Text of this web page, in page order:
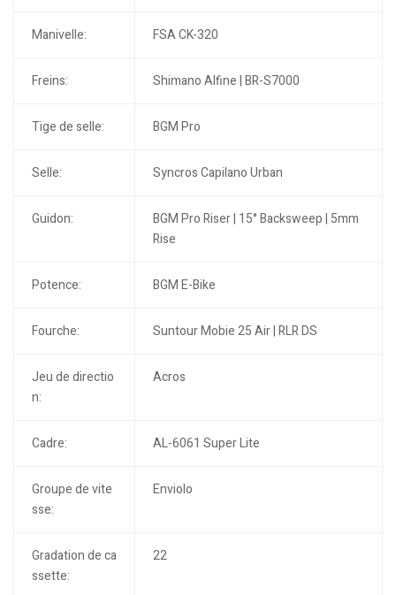
Manivelle: FSA CK-320
Freins: Shimano Alfine | BR-S7000
Tige de selle: BGM Pro
Selle: Syncros Capilano Urban
Guidon:
BGM Pro Riser | 15° Backsweep | 5mm
Rise
Potence: BGM E-Bike
Fourche: Suntour Mobie 25 Air | RLR DS
Jeu de directio
n:
Acros
Cadre: AL-6061 Super Lite
Groupe de vite
sse:
Enviolo
Gradation de ca
ssette:
22